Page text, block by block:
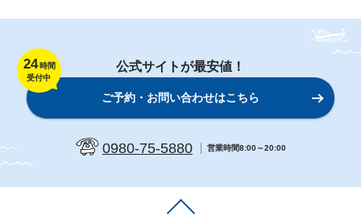
公式サイトが最安値！
24 時間
受付中
ご予約・お問い合わせはこちら
0980-75-5880 営業時間8:00～20:00